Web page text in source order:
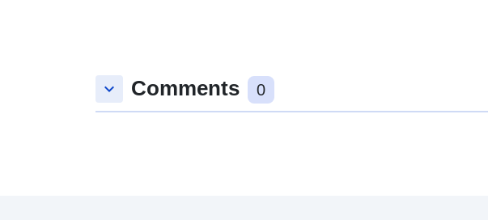
keyboard_arrow_down Comments 0